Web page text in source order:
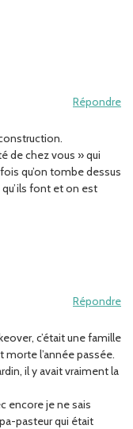
Répondre
de chez vous » qui
qu’on tombe dessus
font et on est
Répondre
c’était une famille
morte l’année passée.
il y avait vraiment la
encore je ne sais
pasteur qui était